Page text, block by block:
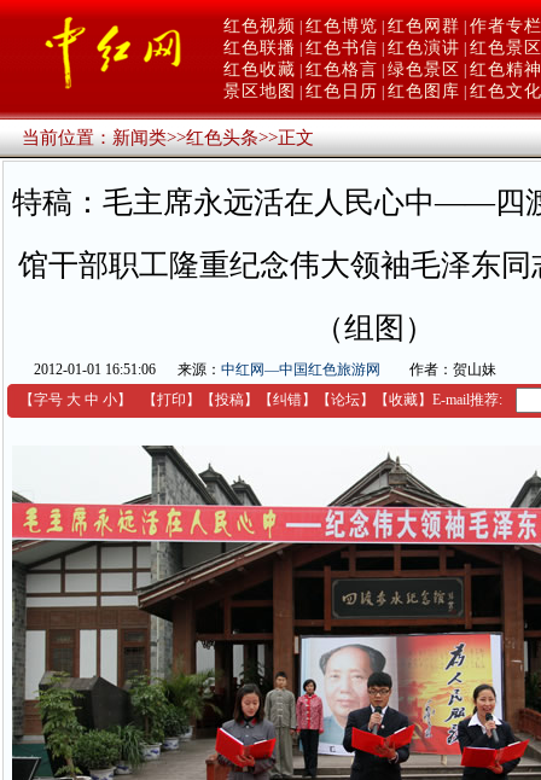
红色视频 红色博览 红色网群 作者专栏
红色联播 红色书信 红色演讲 红色景区
红色收藏 红色格言 绿色景区
红色精神
景区地图
红色日历 红色图库 红色文化
当前位置：新闻类>>红色头条>>正文
特稿：毛主席永远活在人民心中——四
馆干部职工隆重纪念伟大领袖毛泽东同
（组图）
2012-01-01 16:51:06 来源： 中红网—中国红色旅游网
作者：贺山妹
【字号 大 中 小】 【打印 】 【投稿】 【纠错】 【论坛】 【收藏】 E-mail推荐: